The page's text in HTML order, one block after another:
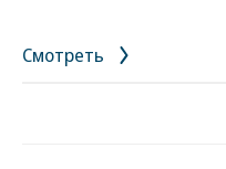
Смотреть